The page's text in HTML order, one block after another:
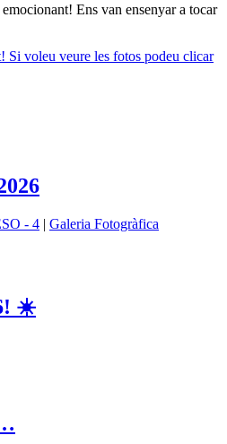
Ens van ensenyar a tocar
Si voleu veure les fotos podeu clicar
- 4 | Galeria Fotogràfica
☀️